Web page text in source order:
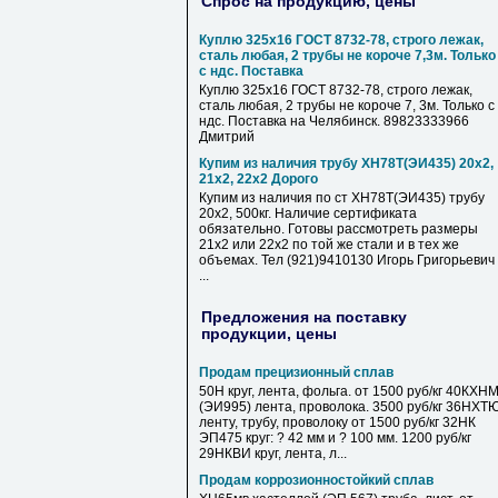
Куплю 325х16 ГОСТ 8732-78, строго лежак,
сталь любая, 2 трубы не короче 7,3м. Только
с ндс. Поставка
Куплю 325х16 ГОСТ 8732-78, строго лежак,
сталь любая, 2 трубы не короче 7, 3м. Только с
ндс. Поставка на Челябинск. 89823333966
Дмитрий
Купим из наличия трубу ХН78Т(ЭИ435) 20х2,
21х2, 22х2 Дорого
Купим из наличия по ст ХН78Т(ЭИ435) трубу
20х2, 500кг. Наличие сертификата
обязательно. Готовы рассмотреть размеры
21х2 или 22х2 по той же стали и в тех же
объемах. Тел (921)9410130 Игорь Григорьевич
...
Предложения на поставку
продукции, цены
Продам прецизионный сплав
50Н круг, лента, фольга. от 1500 руб/кг 40КХНМ
(ЭИ995) лента, проволока. 3500 руб/кг
ленту, трубу, проволоку от 1500 руб/кг 32НК
ЭП475 круг: ? 42 мм и ? 100 мм. 1200 руб/кг
29НКВИ круг, лента, л...
Продам коррозионностойкий сплав